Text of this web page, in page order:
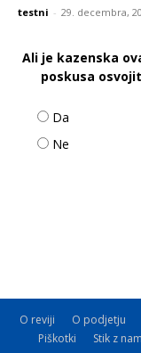
testni - 29. decembra,
Ali je kazenska
poskusa
Da
Ne
O reviji O podjetju
Piškotki
Stik z